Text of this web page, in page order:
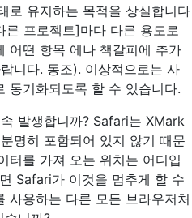
로 유지하는 목적을 상실합니다
른 프로젝트]마다 다른 용도로
어떤 항목 에나 책갈피에 추가
니다. 동조). 이상적으로는 사
동기화되도록 할 수 있습니다.
발생합니까? Safari는 XMark
명히 포함되어 있지 않기 때문
터를 가져 오는 위치는 어디입
Safari가 이것을 멈추게 할 수
사용하는 다른 모든 브라우저처